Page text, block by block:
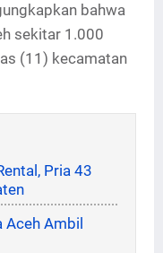
bahwa
sekitar 1.000
(11) kecamatan
Pria 43
Ambil